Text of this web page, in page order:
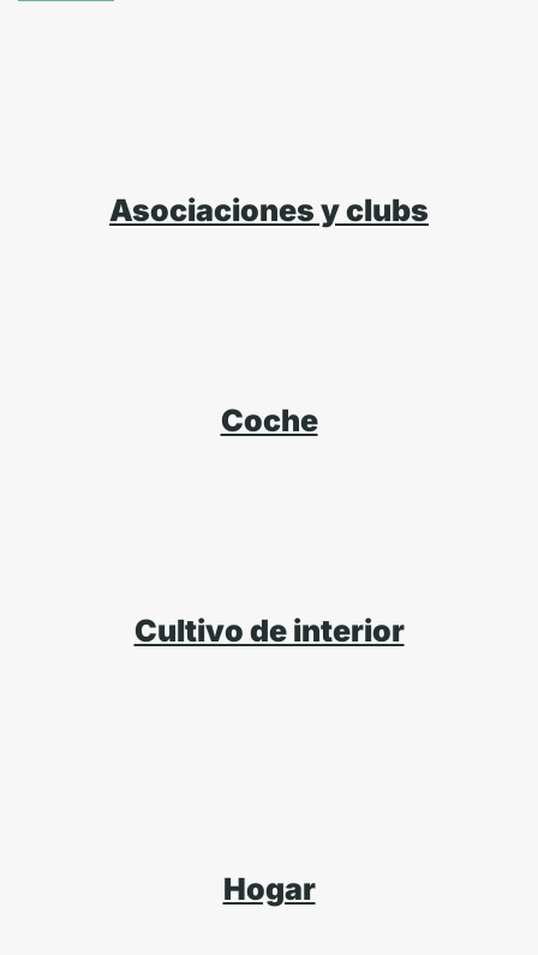
Asociaciones y clubs
Coche
Cultivo de interior
Hogar